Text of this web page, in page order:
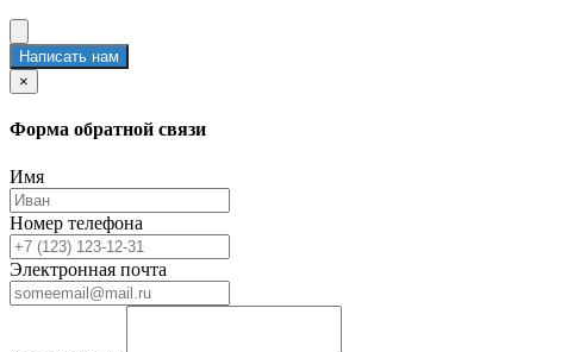
Написать нам
×
Форма обратной связи
Имя
Номер телефона
Электронная почта